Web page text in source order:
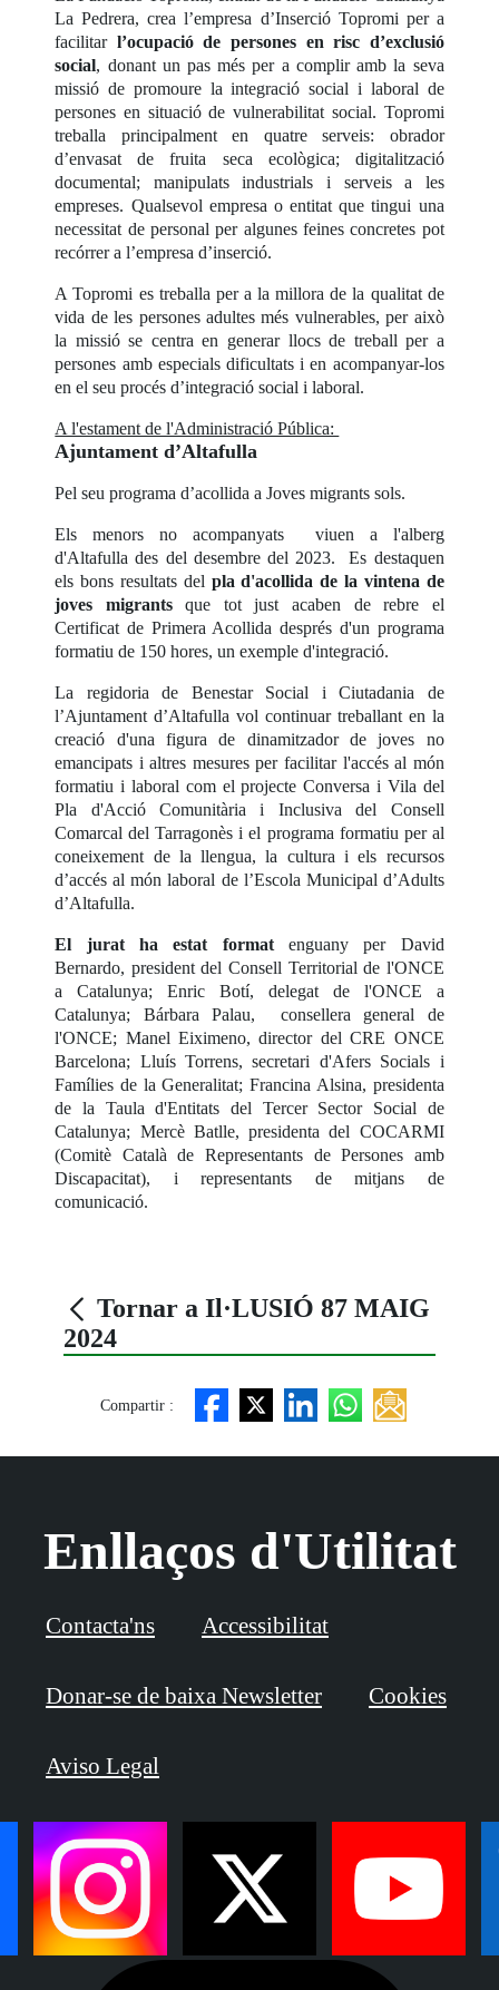
La Pedrera, crea l’empresa d’Inserció Topromi per a
facilitar l’ocupació de persones en risc d’exclusió
social, donant un pas més per a complir amb la seva
missió de promoure la integració social i laboral de
persones en situació de vulnerabilitat social. Topromi
treballa principalment en quatre serveis: obrador
d’envasat de fruita seca ecològica; digitalització
documental; manipulats industrials i serveis a les
empreses. Qualsevol empresa o entitat que tingui una
necessitat de personal per algunes feines concretes pot
recórrer a l’empresa d’inserció.
A Topromi es treballa per a la millora de la qualitat de
vida de les persones adultes més vulnerables, per això
la missió se centra en generar llocs de treball per a
persones amb especials dificultats i en acompanyar-los
en el seu procés d’integració social i laboral.
A l'estament de l'Administració Pública:
Ajuntament d’Altafulla
Pel seu programa d’acollida a Joves migrants sols.
Els menors no acompanyats viuen a l'alberg
d'Altafulla des del desembre del 2023. Es destaquen
els bons resultats del pla d'acollida de la vintena de
joves migrantsque tot just acaben de rebre el
Certificat de Primera Acollida després d'un programa
formatiu de 150 hores, un exemple d'integració.
La regidoria de Benestar Social i Ciutadania de
l’Ajuntament d’Altafulla vol continuar treballant en la
creació d'una figura de dinamitzador de joves no
emancipats i altres mesures per facilitar l'accés al món
formatiu i laboral com el projecte Conversa i Vila del
Pla d'Acció Comunitària i Inclusiva del Consell
Comarcal del Tarragonès i el programa formatiu per al
coneixement de la llengua, la cultura i els recursos
d’accés al món laboral de l’Escola Municipal d’Adults
d’Altafulla.
El jurat ha estat formatenguany per David
Bernardo, president del Consell Territorial de l'ONCE
a Catalunya; Enric Botí, delegat de l'ONCE a
Catalunya; Bárbara Palau, consellera general de
l'ONCE; Manel Eiximeno, director del CRE ONCE
Barcelona; Lluís Torrens, secretari d'Afers Socials i
Famílies de la Generalitat; Francina Alsina, presidenta
de la Taula d'Entitats del Tercer Sector Social de
Catalunya; Mercè Batlle, presidenta del COCARMI
(Comitè Català de Representants de Persones amb
Discapacitat), i representants de mitjans de
comunicació.
Tornar a Il·LUSIÓ 87 MAIG
2024
Compartir :
Enllaços d'Utilitat
Contacta'ns Accessibilitat
Donar-se de baixa Newsletter Cookies
Aviso Legal